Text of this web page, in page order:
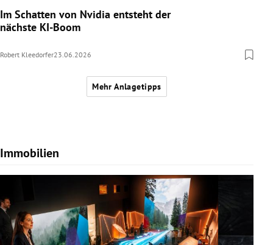
Im Schatten von Nvidia entsteht der
nächste KI-Boom
Robert Kleedorfer23.06.2026
Mehr Anlagetipps
Immobilien
Slide 1 von 7